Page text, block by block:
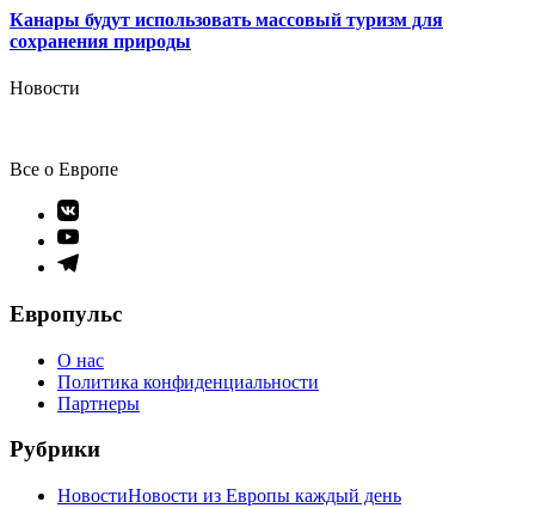
Канары будут использовать массовый туризм для
сохранения природы
Новости
Все о Европе
Элемент
меню
Элемент
меню
Элемент
Европульс
О нас
Политика конфиденциальности
Партнеры
Рубрики
НовостиНовости из Европы каждый день